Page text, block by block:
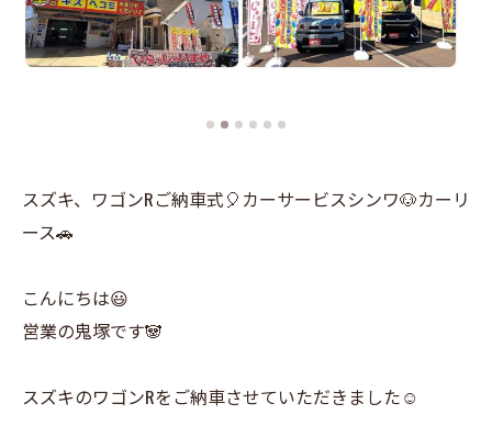
スズキ、ワゴンRご納車式🎈カーサービスシンワ🐶カーリ
ース🚗
こんにちは😃
営業の鬼塚です🐼
スズキのワゴンRをご納車させていただきました☺️